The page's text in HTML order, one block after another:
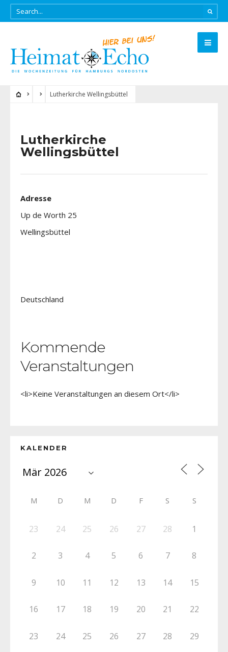
Lutherkirche Wellingsbüttel
Lutherkirche
Wellingsbüttel
Adresse
Up de Worth 25
Wellingsbüttel
Deutschland
Kommende
Veranstaltungen
<li>Keine Veranstaltungen an diesem Ort</li>
KALENDER
M D M D F S S
23 24 25 26 27 28 1
2 3 4 5 6 7 8
9 10 11 12 13 14 15
16 17 18 19 20 21 22
23 24 25 26 27 28 29